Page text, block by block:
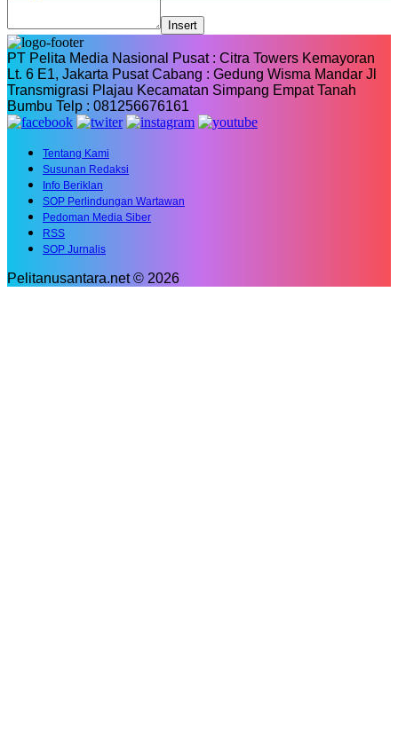
Insert
PT Pelita Media Nasional Pusat : Citra Towers Kemayoran
Lt. 6 E1, Jakarta Pusat Cabang : Gedung Wisma Mandar Jl
Transmigrasi Plajau Kecamatan Simpang Empat Tanah
Bumbu Telp : 081256676161
Tentang Kami
Susunan Redaksi
Info Beriklan
SOP Perlindungan Wartawan
Pedoman Media Siber
RSS
SOP Jurnalis
Pelitanusantara.net © 2026